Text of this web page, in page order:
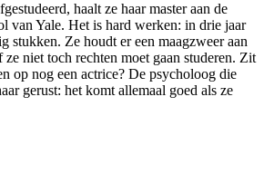
haalt ze haar master aan de
van Yale. Het is hard werken: in drie jaar
stukken. Ze houdt er een maagzweer aan
niet toch rechten moet gaan studeren. Zit
op nog een actrice? De psycholoog die
gerust: het komt allemaal goed als ze